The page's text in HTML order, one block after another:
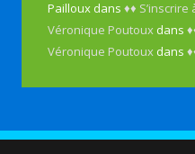
Pailloux dans♦♦
Véronique Poutoux dans
Véronique Poutoux dans